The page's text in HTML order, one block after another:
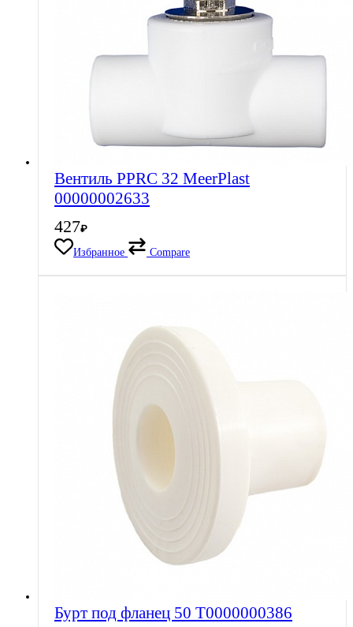
Вентиль PPRC 32 MeerPlast
00000002633
427₽
Избранное
Compare
Бурт под фланец 50 Т0000000386